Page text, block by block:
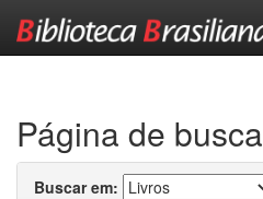
Página de busca
Buscar em: